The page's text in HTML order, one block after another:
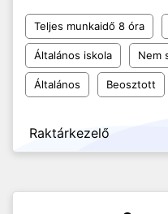
Teljes munkaidő 8 óra
Általános iskola Nem
Általános Beosztott
Raktárkezelő